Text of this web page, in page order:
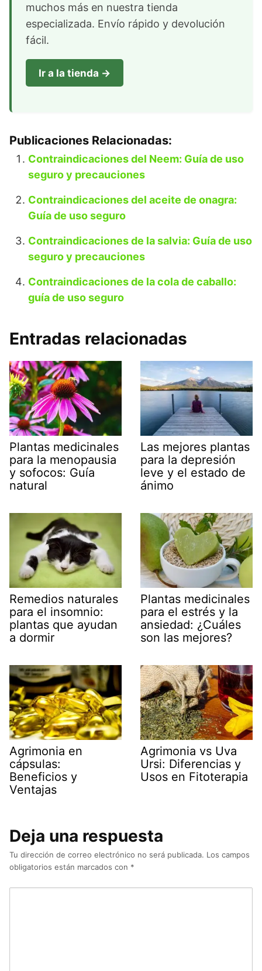
muchos más en nuestra tienda
especializada. Envío rápido y devolución
fácil.
Ir a la tienda →
Publicaciones Relacionadas:
Contraindicaciones del Neem: Guía de uso
seguro y precauciones
Contraindicaciones del aceite de onagra:
Guía de uso seguro
Contraindicaciones de la salvia: Guía de uso
seguro y precauciones
Contraindicaciones de la cola de caballo:
guía de uso seguro
Entradas relacionadas
Plantas medicinales
para la menopausia
y sofocos: Guía
natural
Las mejores plantas
para la depresión
leve y el estado de
ánimo
Remedios naturales
para el insomnio:
plantas que ayudan
a dormir
Plantas medicinales
para el estrés y la
ansiedad: ¿Cuáles
son las mejores?
Agrimonia en
cápsulas:
Beneficios y
Ventajas
Agrimonia vs Uva
Ursi: Diferencias y
Usos en Fitoterapia
Deja una respuesta
Tu dirección de correo electrónico no será publicada. Los campos
obligatorios están marcados con *